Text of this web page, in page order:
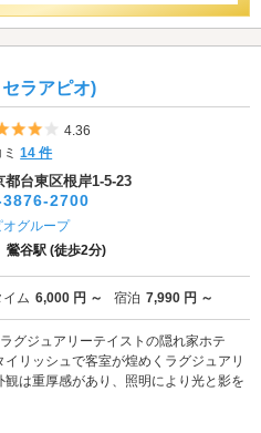
ラアピオ)
5つ星のうち4
4.36
ミ14 件
都台東区根岸1-5-23
2700
オグループ
鶯谷駅 (徒歩2分)
ム 6,000 円 ～ 宿泊 7,990 円 ～
グジュアリーテイストの隠れ家ホテ
リッシュで客室が煌めくラグジュアリ
は重厚感があり、照明により光と影を